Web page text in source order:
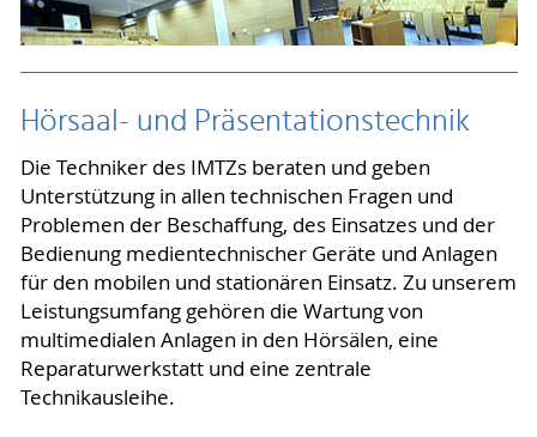
Hörsaal- und Präsentationstechnik
Die Techniker des IMTZs beraten und geben
Unterstützung in allen technischen Fragen und
Problemen der Beschaffung, des Einsatzes und der
Bedienung medientechnischer Geräte und Anlagen
für den mobilen und stationären Einsatz. Zu unserem
Leistungsumfang gehören die Wartung von
multimedialen Anlagen in den Hörsälen, eine
Reparaturwerkstatt und eine zentrale
Technikausleihe.